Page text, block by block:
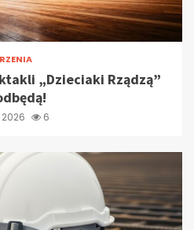
„Dzieciaki Rządzą”
6